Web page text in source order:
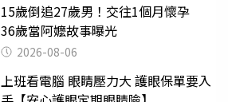
15歲倒追27歲男！交往1個月懷孕
36歲當阿嬤故事曝光
2026-08-06
上班看電腦 眼睛壓力大 護眼保單要入